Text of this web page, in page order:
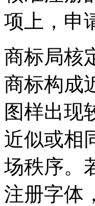
项上，申
商标局核
商标构成
图样出现
近似或相
场秩序。
注册字体